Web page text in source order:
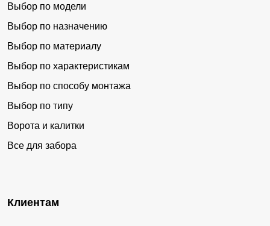
Выбор по модели
Выбор по назначению
Выбор по материалу
Выбор по характеристикам
Выбор по способу монтажа
Выбор по типу
Ворота и калитки
Все для забора
Клиентам